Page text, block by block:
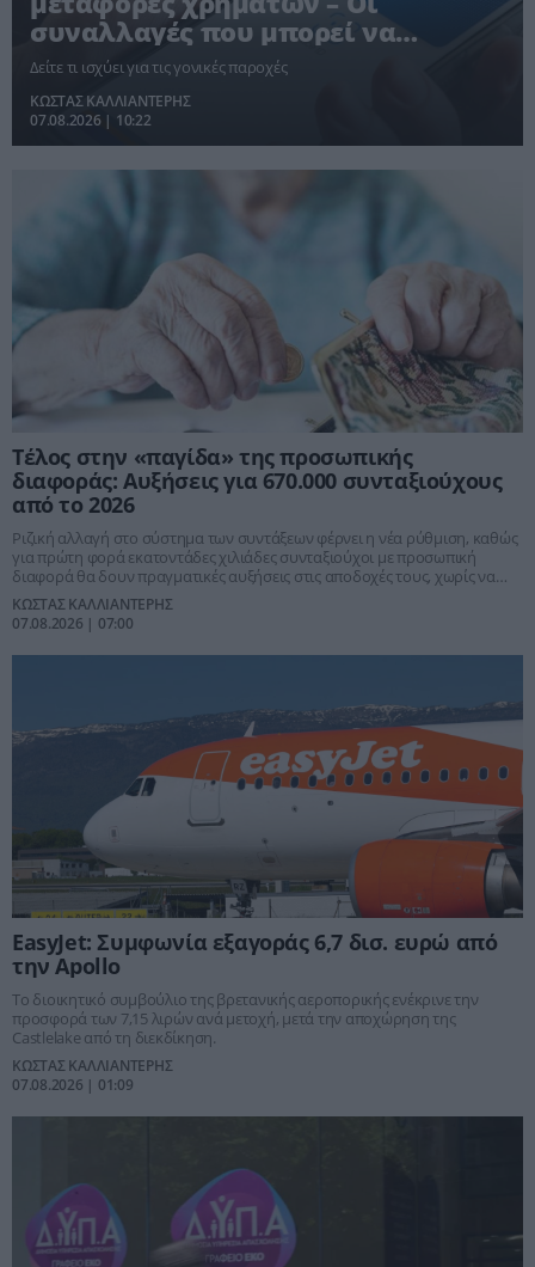
συναλλαγές που μπορεί να
φορολογηθούν ως δωρεές
Δείτε τι ισχύει για τις γονικές παροχές
ΚΩΣΤΑΣ ΚΑΛΛΙΑΝΤΕΡΗΣ
07.08.2026 | 10:22
Τέλος στην «παγίδα» της προσωπικής
διαφοράς: Αυξήσεις για 670.000 συνταξιούχους
από το 2026
Ριζική αλλαγή στο σύστημα των συντάξεων φέρνει η νέα ρύθμιση, καθώς
για πρώτη φορά εκατοντάδες χιλιάδες συνταξιούχοι με προσωπική
διαφορά θα δουν πραγματικές αυξήσεις στις αποδοχές τους, χωρίς να
περιμένουν χρόνια μέχρι να μηδενιστεί ο συμψηφισμός.
ΚΩΣΤΑΣ ΚΑΛΛΙΑΝΤΕΡΗΣ
07.08.2026 | 07:00
EasyJet: Συμφωνία εξαγοράς 6,7 δισ. ευρώ από
την Apollo
Το διοικητικό συμβούλιο της βρετανικής αεροπορικής ενέκρινε την
προσφορά των 7,15 λιρών ανά μετοχή, μετά την αποχώρηση της
Castlelake από τη διεκδίκηση.
ΚΩΣΤΑΣ ΚΑΛΛΙΑΝΤΕΡΗΣ
07.08.2026 | 01:09